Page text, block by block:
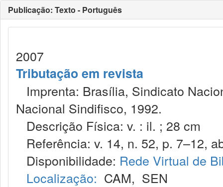
Publicação: Texto - Português
2007
Tributação em revista
Imprenta: Brasília, Sindicato
Nacional Sindifisco, 1992.
Descrição Física: v. : il. ; 28 cm
Referência: v. 14, n. 52, p. 7–12,
Disponibilidade: Rede Virtual de
Localização: CAM, SEN